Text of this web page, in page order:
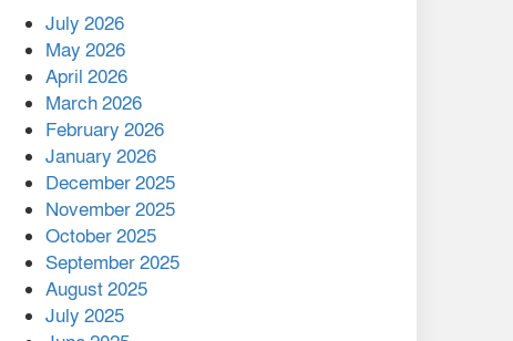
কাপ্তাই প্রেস ক্লাবের সভাপতি
মাহফুজ, সম্পাদক রিপন মারমা
নির্বাচিত
মালয়েশিয়ার প্রধানমন্ত্রীকে চিঠি
দেয়ার পর ফোন তারেক
রহমানের,গ্যাস সঙ্কট
মোকাবিলায় সহায়তার আশ্বাস
July 2026
May 2026
April 2026
March 2026
February 2026
January 2026
December 2025
November 2025
October 2025
September 2025
August 2025
July 2025